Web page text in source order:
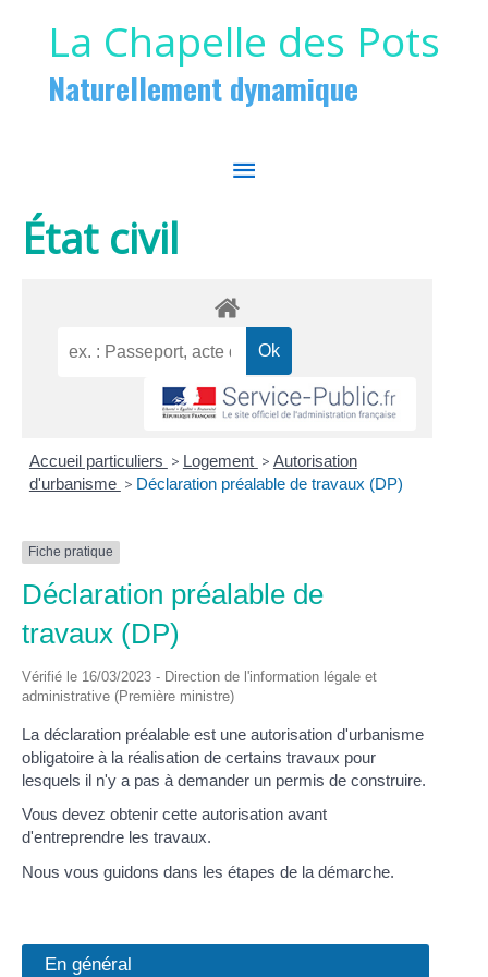
La Chapelle des Pots
Naturellement dynamique
MENU
État civil
Accueil particuliers > Logement > Autorisation
d'urbanisme > Déclaration préalable de travaux (DP)
Fiche pratique
Déclaration préalable de
travaux (DP)
Vérifié le 16/03/2023 - Direction de l'information légale et
administrative (Première ministre)
La déclaration préalable est une autorisation d'urbanisme
obligatoire à la réalisation de certains travaux pour
lesquels il n'y a pas à demander un permis de construire.
Vous devez obtenir cette autorisation avant
d'entreprendre les travaux.
Nous vous guidons dans les étapes de la démarche.
En général